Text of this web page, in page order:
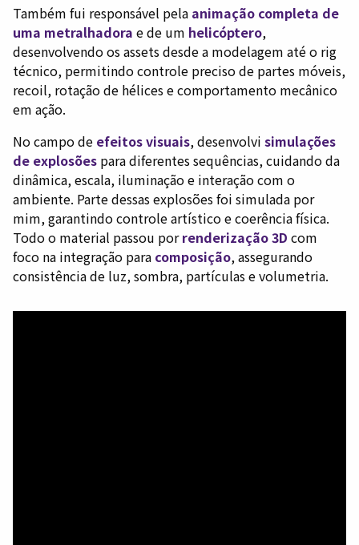
Também fui responsável pela animação completa de
uma metralhadora e de um helicóptero,
desenvolvendo os assets desde a modelagem até o rig
técnico, permitindo controle preciso de partes móveis,
recoil, rotação de hélices e comportamento mecânico
em ação.
No campo de efeitos visuais, desenvolvi simulações
de explosões para diferentes sequências, cuidando da
dinâmica, escala, iluminação e interação com o
ambiente. Parte dessas explosões foi simulada por
mim, garantindo controle artístico e coerência física.
Todo o material passou porrenderização 3D com
foco na integração para composição, assegurando
consistência de luz, sombra, partículas e volumetria.